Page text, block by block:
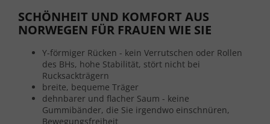
SCHÖNHEIT UND KOMFORT AUS
NORWEGEN FÜR FRAUEN WIE SIE
Y-förmiger Rücken - kein Verrutschen oder Rollen
des BHs, hohe Stabilität, stört nicht bei
Rucksackträgern
breite, bequeme Träger
dehnbarer und flacher Saum - keine
Gummibänder, die Sie irgendwo einschnüren,
Bewegungsfreiheit